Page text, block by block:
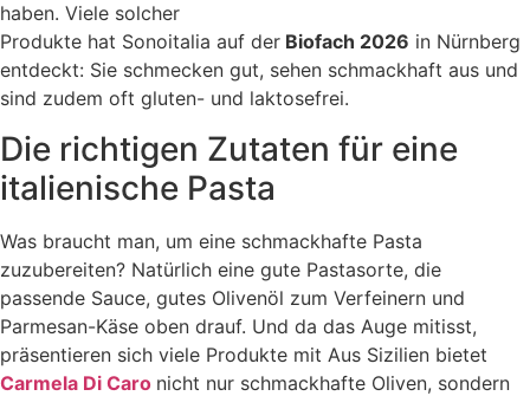
haben. Viele solcher
Produkte hat Sonoitalia auf der Biofach 2026 in Nürnberg
entdeckt: Sie schmecken gut, sehen schmackhaft aus und
sind zudem oft gluten- und laktosefrei.
Die richtigen Zutaten für eine
italienische Pasta
Was braucht man, um eine schmackhafte Pasta
zuzubereiten? Natürlich eine gute Pastasorte, die
passende Sauce, gutes Olivenöl zum Verfeinern und
Parmesan-Käse oben drauf. Und da das Auge mitisst,
präsentieren sich viele Produkte mit Aus Sizilien bietet
Carmela Di Caro nicht nur schmackhafte Oliven, sondern